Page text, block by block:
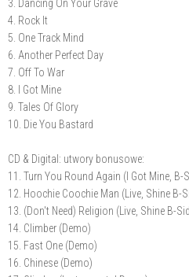
3. Dancing On Your Grave
4. Rock It
5. One Track Mind
6. Another Perfect Day
7. Off To War
8. I Got Mine
9. Tales Of Glory
10. Die You Bastard
CD & Digital: utwory bonusowe:
11. Turn You Round Again (I Got Mine, B-
12. Hoochie Coochie Man (Live, Shine B-
13. (Don't Need) Religion (Live, Shine B-
14. Climber (Demo)
15. Fast One (Demo)
16. Chinese (Demo)